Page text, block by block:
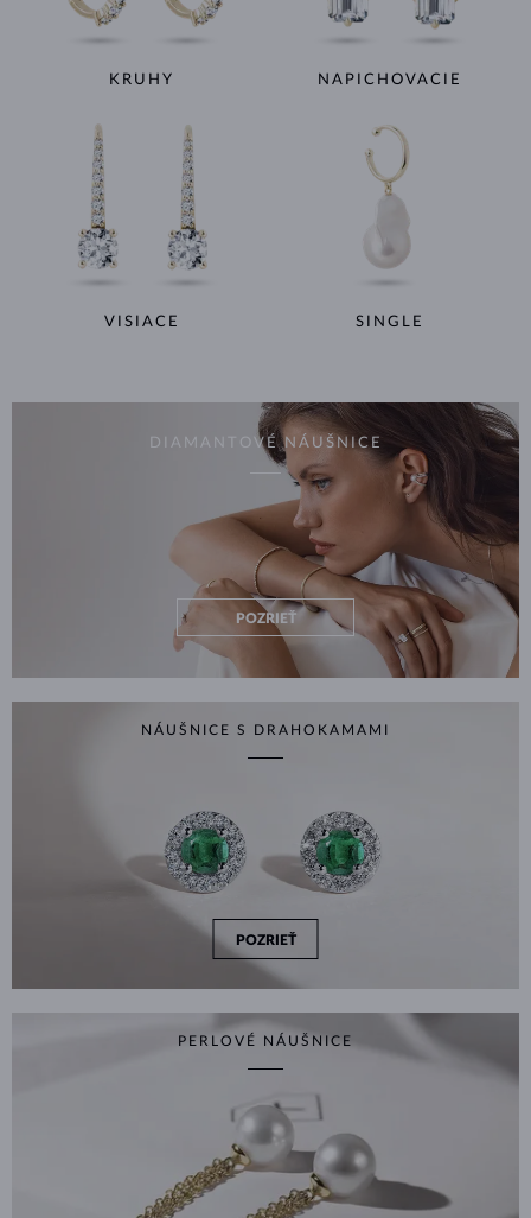
KRUHY NAPICHOVACIE
VISIACE SINGLE
DIAMANTOVÉ NÁUŠNICE
POZRIEŤ
NÁUŠNICE S DRAHOKAMAMI
POZRIEŤ
PERLOVÉ NÁUŠNICE